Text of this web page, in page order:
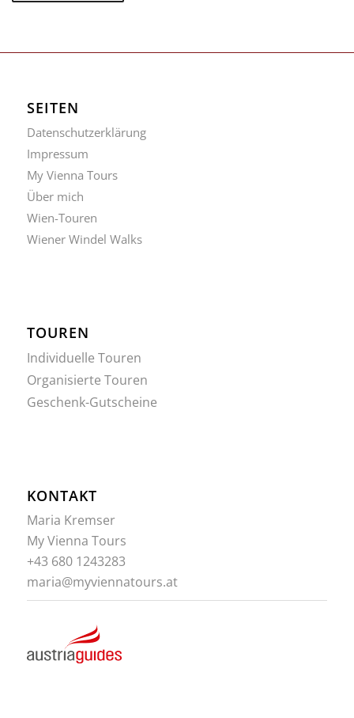
SEITEN
Datenschutzerklärung
Impressum
My Vienna Tours
Über mich
Wien-Touren
Wiener Windel Walks
TOUREN
Individuelle Touren
Organisierte Touren
Geschenk-Gutscheine
KONTAKT
Maria Kremser
My Vienna Tours
+43 680 1243283
maria@myviennatours.at